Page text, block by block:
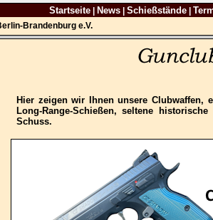
Startseite| News| Schießstände|
Brandenburg e.V.
Hier zeigen wir Ihnen unsere Clubwaffen,
Long-Range-Schießen, seltene
Schuss.